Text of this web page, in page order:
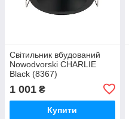
Світильник вбудований
Nowodvorski CHARLIE
Black (8367)
1 001 ₴
Купити